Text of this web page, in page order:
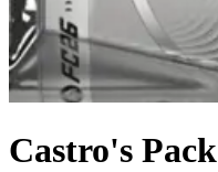
Castro's Pack